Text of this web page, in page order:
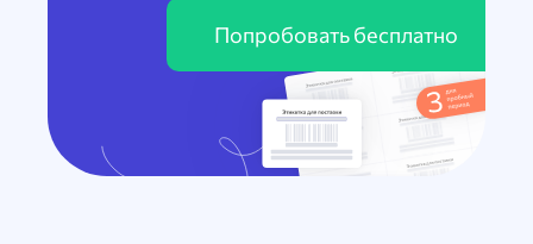
Попробовать бесплатно